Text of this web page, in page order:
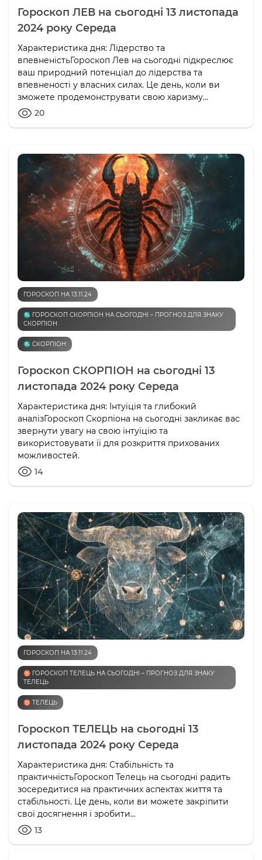
Гороскоп ЛЕВ на сьогодні 13 листопада
2024 року Середа
Характеристика дня: Лідерство та
впевненістьГороскоп Лев на сьогодні підкреслює
ваш природний потенціал до лідерства та
впевненості у власних силах. Це день, коли ви
зможете продемонструвати свою харизму...
20
ГОРОСКОП НА 13.11.24
♏️ ГОРОСКОП СКОРПІОН НА СЬОГОДНІ – ПРОГНОЗ ДЛЯ ЗНАКУ
СКОРПІОН
♏️ СКОРПІОН
Гороскоп СКОРПІОН на сьогодні 13
листопада 2024 року Середа
Характеристика дня: Інтуїція та глибокий
аналізГороскоп Скорпіона на сьогодні закликає вас
звернути увагу на свою інтуїцію та
використовувати її для розкриття прихованих
можливостей.
14
ГОРОСКОП НА 13.11.24
♉️ ГОРОСКОП ТЕЛЕЦЬ НА СЬОГОДНІ – ПРОГНОЗ ДЛЯ ЗНАКУ
ТЕЛЕЦЬ
♉️ ТЕЛЕЦЬ
Гороскоп ТЕЛЕЦЬ на сьогодні 13
листопада 2024 року Середа
Характеристика дня: Стабільність та
практичністьГороскоп Телець на сьогодні радить
зосередитися на практичних аспектах життя та
стабільності. Це день, коли ви можете закріпити
свої досягнення і зробити...
13